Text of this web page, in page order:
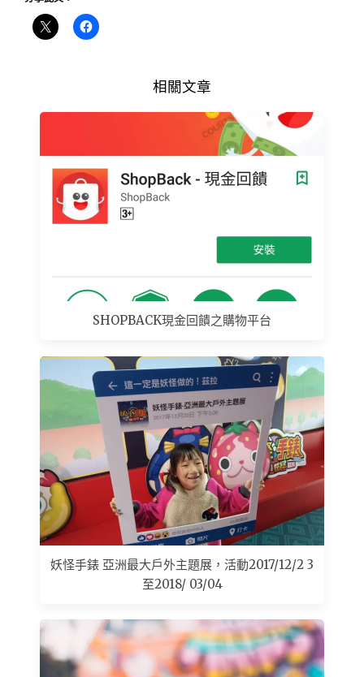
相關文章
SHOPBACK現金回饋之購物平台
妖怪手錶 亞洲最大戶外主題展，活動2017/12/2 3
至2018/ 03/04